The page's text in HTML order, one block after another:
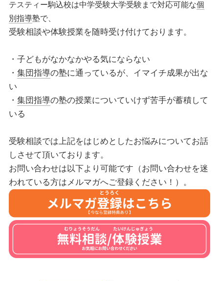
テスティー駒込校は中学受験大学受験まで対応可能な個
別指導塾で、
受験相談や体験授業を随時受け付けております。
・子どもがなかなかやる気にならない
・ 集団指導の塾に通っているが、イマイチ成果が出な
い
・ 集団指導の塾の授業についていけず苦手が蓄積して
いる
受験相談では上記をはじめとしたお悩みについてお話
しさせて頂いております。
お問い合わせは以下より可能です（お問い合わせを迷
われている方はメルマガへご登録ください！）。